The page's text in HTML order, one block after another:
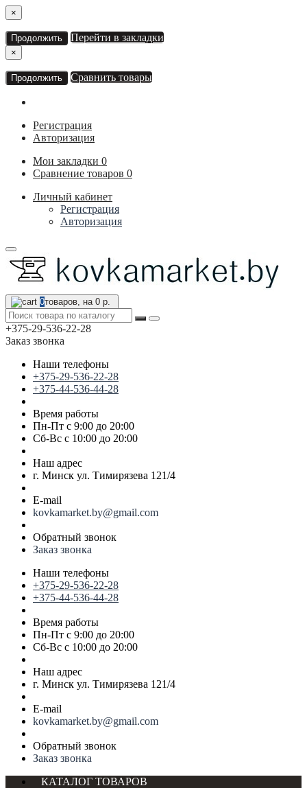
×
Продолжить Перейти в закладки
×
Продолжить Сравнить товары
Регистрация
Авторизация
Мои закладки 0
Сравнение товаров 0
Личный кабинет
Регистрация
Авторизация
0товаров, на 0 р.
+375-29-536-22-28
Заказ звонка
Наши телефоны
+375-29-536-22-28
+375-44-536-44-28
Время работы
Пн-Пт с 9:00 до 20:00
Сб-Вс с 10:00 до 20:00
Наш адрес
г. Минск ул. Тимирязева 121/4
E-mail
kovkamarket.by@gmail.com
Обратный звонок
Заказ звонка
Наши телефоны
+375-29-536-22-28
+375-44-536-44-28
Время работы
Пн-Пт с 9:00 до 20:00
Сб-Вс с 10:00 до 20:00
Наш адрес
г. Минск ул. Тимирязева 121/4
E-mail
kovkamarket.by@gmail.com
Обратный звонок
Заказ звонка
КАТАЛОГ ТОВАРОВ